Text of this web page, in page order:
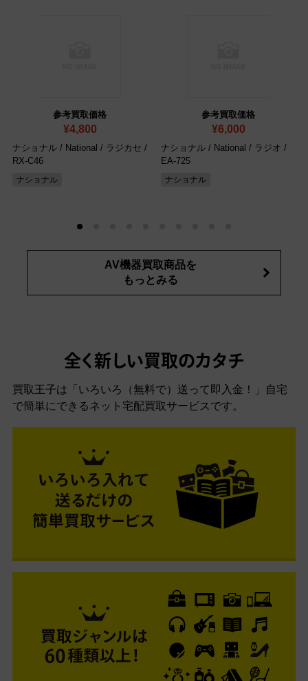
参考買取価格
¥4,800
ナショナル / National / ラジカセ /
RX-C46
ナショナル
参考買取価格
¥6,000
ナショナル / National / ラジオ /
EA-725
ナショナル
AV機器買取商品を
もっとみる
全く新しい買取のカタチ
買取王子は「いろいろ（無料で）送って即入金！」自宅
で簡単にできるネット宅配買取サービスです。